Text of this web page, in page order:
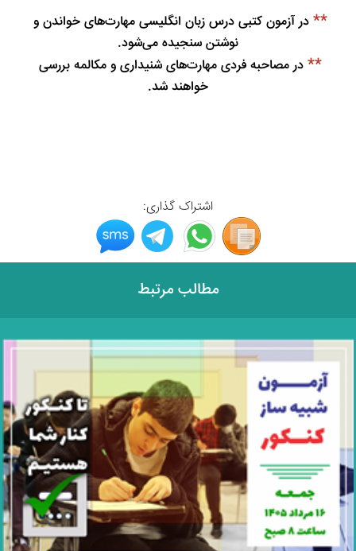
**
در آزمون کتبی درس زبان انگلیسی مهارت‌های خواندن و
نوشتن سنجیده می‌شود.
**
در مصاحبه فردی مهارت‌های شنیداری و مکالمه بررسی
خواهند شد.
اشتراک گذاری:
مطالب مرتبط